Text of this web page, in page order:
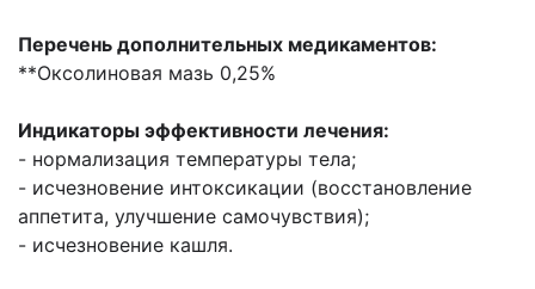
Перечень дополнительных медикаментов:
**Оксолиновая мазь 0,25%
Индикаторы эффективности лечения:
- нормализация температуры тела;
- исчезновение интоксикации (восстановление
аппетита, улучшение самочувствия);
- исчезновение кашля.